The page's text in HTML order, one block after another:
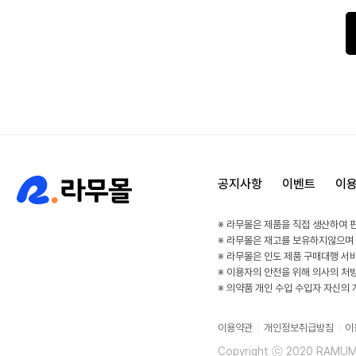
공지사항 이벤트 이
※ 라무몰은 제품을 직접 생산하여
※ 라무몰은 재고를 보유하지않으
※ 라무몰은 인도 제품 구매대행 서
※ 이용자의 안전을 위해 의사의 처
※ 의약품 개인 수입 수입자 자신의
이용약관 개인정보취급방침
Copyright ⓒ 2020